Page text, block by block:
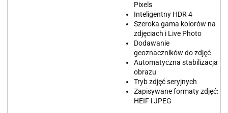
Pixels
Inteligentny HDR 4
Szeroka gama kolorów na
zdjęciach i Live Photo
Dodawanie
geoznaczników do zdjęć
Automatyczna stabilizacja
obrazu
Tryb zdjęć seryjnych
Zapisywane formaty zdjęć:
HEIF i JPEG